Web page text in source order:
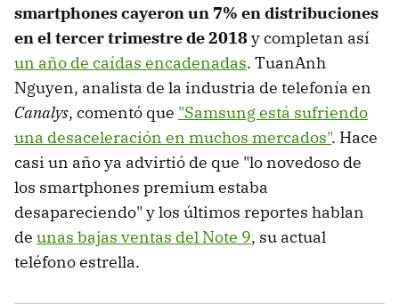
smartphones cayeron un 7% en distribuciones
en el tercer trimestre de 2018y completan así
un año de caídas encadenadas. TuanAnh
Nguyen, analista de la industria de telefonía en
Canalys, comentó que "Samsung está sufriendo
una desaceleración en muchos mercados". Hace
casi un año ya advirtió de que "lo novedoso de
los smartphones premium estaba
desapareciendo" y los últimos reportes hablan
de unas bajas ventas del Note 9, su actual
teléfono estrella.